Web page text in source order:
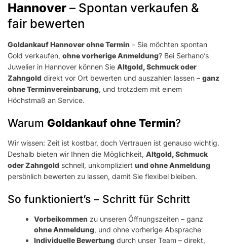
Hannover – Spontan verkaufen &
fair bewerten
Goldankauf Hannover ohne Termin – Sie möchten spontan
Gold verkaufen, ohne vorherige Anmeldung? Bei Serhano’s
Juwelier in Hannover können Sie Altgold, Schmuck oder
Zahngold direkt vor Ort bewerten und auszahlen lassen – ganz
ohne Terminvereinbarung, und trotzdem mit einem
Höchstmaß an Service.
Warum Goldankauf ohne Termin?
Wir wissen: Zeit ist kostbar, doch Vertrauen ist genauso wichtig.
Deshalb bieten wir Ihnen die Möglichkeit, Altgold, Schmuck
oder Zahngold schnell, unkompliziert und ohne Anmeldung
persönlich bewerten zu lassen, damit Sie flexibel bleiben.
So funktioniert’s – Schritt für Schritt
Vorbeikommen zu unseren Öffnungszeiten – ganz
ohne Anmeldung, und ohne vorherige Absprache
Individuelle Bewertung durch unser Team – direkt,